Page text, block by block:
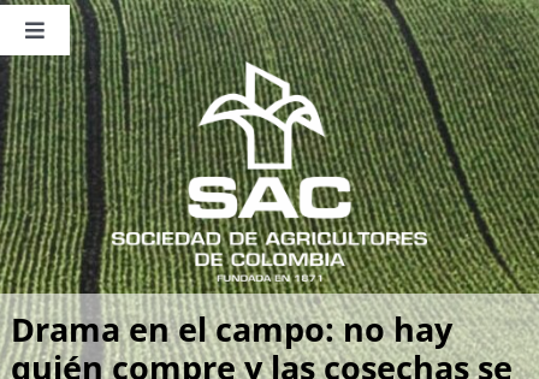
Saltar
contenido
Toggle
Navigation
Nosotros
Publicaciones
Sala de Prensa
Eventos
Drama en el campo: no hay
quién compre y las cosechas se